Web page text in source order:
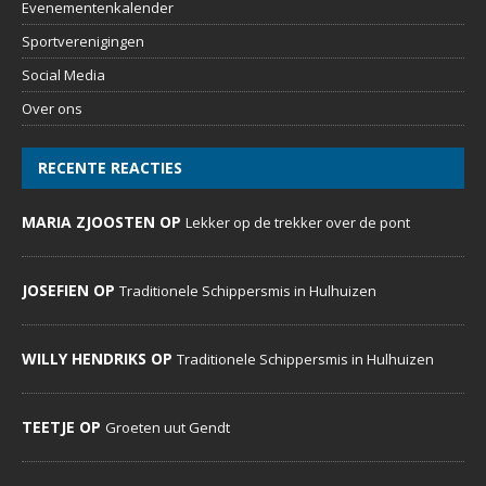
foto’s en commentaren voor inwoners, verenigingen,
Evenementenkalender
Sportverenigingen
Social Media
Over ons